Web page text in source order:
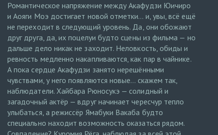
Романтическое напряжение между Акафудзи Юичиро
и Аояги Моэ достигает новой отметки… и, увы, всё ещё
не переходит в следующий уровень. Да, они обожают
друг друга, да, их поцелуи будто сцены из фильма — но
дальше дело никак не заходит. Неловкость, обиды и
ревность медленно накапливаются, как пар в чайнике.
А пока сердце Акафудзи занято нерешёнными
чувствами, у него появляются новые… скажем так,
наблюдатели. Хайбара Рюносукэ — солидный и
загадочный актёр — вдруг начинает чересчур тепло
улыбаться, а режиссёр Ямабуки Вакаба будто
специально находит возможность оказаться рядом.